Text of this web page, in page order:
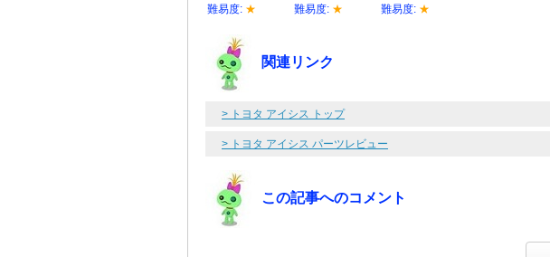
難易度: ★
難易度: ★
難易度: ★
関連リンク
> トヨタ アイシス トップ
> トヨタ アイシス パーツレビュー
この記事へのコメント